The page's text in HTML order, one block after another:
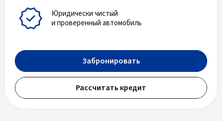
Юридически чистый
и проверенный автомобиль
Забронировать
Рассчитать кредит